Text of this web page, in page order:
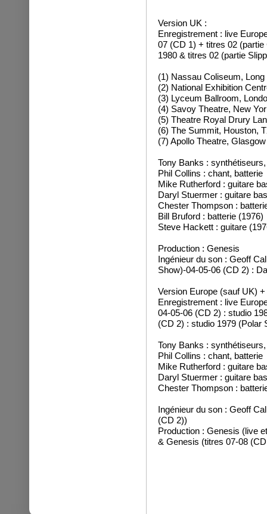
Version UK :
Enregistrement : live
07 (CD 1) + titres 02
1980 & titres 02 (partie
(1) Nassau Coliseum,
(2) National Exhibition
(3) Lyceum Ballroom,
(4) Savoy Theatre, New
(5) Theatre Royal Drury
(6) The Summit, Houston,
(7) Apollo Theatre,
Tony Banks :
Phil Collins : chant, batterie
Mike Rutherford : guitare
Daryl Stuermer : guitare
Chester Thompson :
Bill Bruford : batterie (1976)
Steve Hackett : guitare
Production : Genesis
Ingénieur du son : Geoff
Show)-04-05-06 (CD 2) :
Version Europe (sauf UK)
Enregistrement : live
04-05-06 (CD 2) : studio
(CD 2) : studio 1979 (Polar
Tony Banks :
Phil Collins : chant, batterie
Mike Rutherford : guitare
Daryl Stuermer : guitare
Chester Thompson :
Ingénieur du son : Geoff
(CD 2))
Production : Genesis (live
& Genesis (titres 07-08